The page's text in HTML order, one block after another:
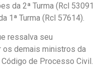
da 2ª Turma (Rcl 53091
1ª Turma (Rcl 57614).
ressalva seu
os demais ministros da
de Processo Civil.